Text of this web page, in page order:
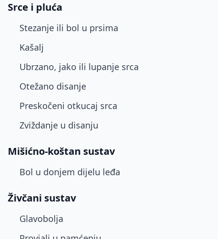
Srce i pluća
Stezanje ili bol u prsima
Kašalj
Ubrzano, jako ili lupanje srca
Otežano disanje
Preskočeni otkucaj srca
Zviždanje u disanju
Mišićno-koštan sustav
Bol u donjem dijelu leđa
Živčani sustav
Glavobolja